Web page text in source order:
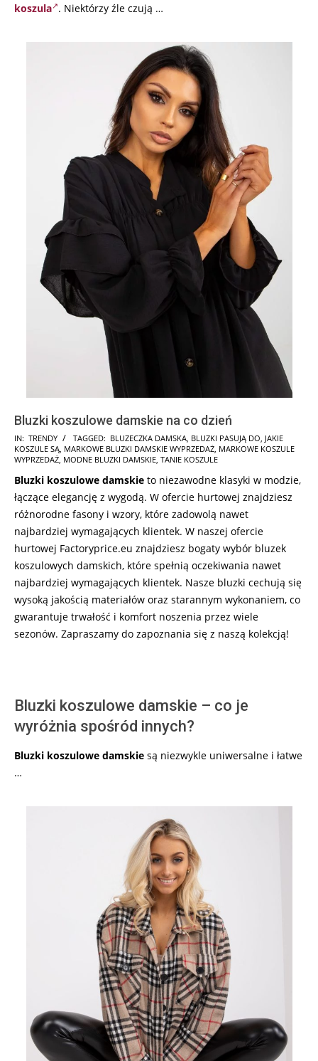
koszula . Niektórzy źle czują …
Bluzki koszulowe damskie na co dzień
2025-
10-
IN: TRENDY TAGGED: BLUZECZKA DAMSKA BLUZKI PASUJĄ DO JAKIE
KOSZULE SĄ MARKOWE BLUZKI DAMSKIE WYPRZEDAŻ MARKOWE KOSZULE
WYPRZEDAŻ MODNE BLUZKI DAMSKIE TANIE KOSZULE
Bluzki koszulowe damskie to niezawodne klasyki w modzie,
łączące elegancję z wygodą. W ofercie hurtowej znajdziesz
różnorodne fasony i wzory, które zadowolą nawet
najbardziej wymagających klientek. W naszej ofercie
hurtowej Factoryprice.eu znajdziesz bogaty wybór bluzek
koszulowych damskich, które spełnią oczekiwania nawet
najbardziej wymagających klientek. Nasze bluzki cechują się
wysoką jakością materiałów oraz starannym wykonaniem, co
gwarantuje trwałość i komfort noszenia przez wiele
sezonów. Zapraszamy do zapoznania się z naszą kolekcją!
Bluzki koszulowe damskie – co je
wyróżnia spośród innych?
Bluzki koszulowe damskie są niezwykle uniwersalne i łatwe
…